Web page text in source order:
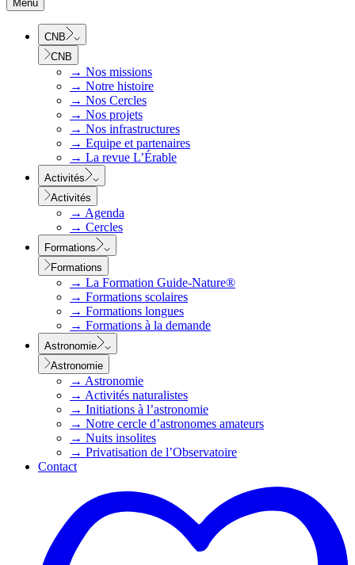
Menu
CNB
CNB
→ Nos missions
→ Notre histoire
→ Nos Cercles
→ Nos projets
→ Nos infrastructures
→ Equipe et partenaires
→ La revue L’Érable
Activités
Activités
→ Agenda
→ Cercles
Formations
Formations
→ La Formation Guide-Nature®
→ Formations scolaires
→ Formations longues
→ Formations à la demande
Astronomie
Astronomie
→ Astronomie
→ Activités naturalistes
→ Initiations à l’astronomie
→ Notre cercle d’astronomes amateurs
→ Nuits insolites
→ Privatisation de l’Observatoire
Contact